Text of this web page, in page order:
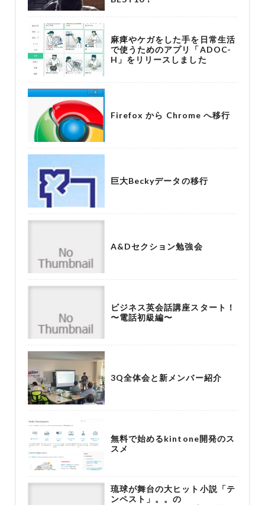
麻痺やケガをした手を日常生活
で使うためのアプリ「ADOC-
H」をリリースしました
Firefox から Chrome へ移行
巨大Beckyデータの移行
A&Dセクション勉強会
ビジネス英会話講座スタート！
〜電話初級編〜
3Q全体会と新メンバー紹介
無料で始めるkintone開発のス
スメ
琉球が舞台の大ヒット小説「テ
ンペスト」。。の